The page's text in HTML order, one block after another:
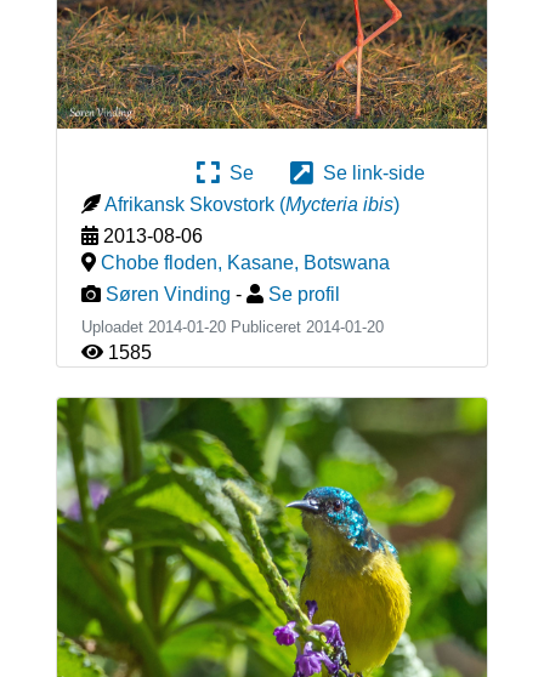
Se
Se link-side
Afrikansk Skovstork (Mycteria ibis)
2013-08-06
Chobe floden, Kasane, Botswana
Søren Vinding - Se profil
Uploadet 2014-01-20 Publiceret 2014-01-20
1585